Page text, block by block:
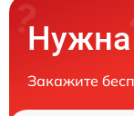
Нужна
Закажите